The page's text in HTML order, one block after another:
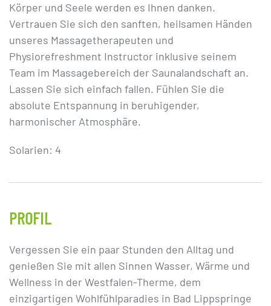
Körper und Seele werden es Ihnen danken.
Vertrauen Sie sich den sanften, heilsamen Händen
unseres Massagetherapeuten und
Physiorefreshment Instructor inklusive seinem
Team im Massagebereich der Saunalandschaft an.
Lassen Sie sich einfach fallen. Fühlen Sie die
absolute Entspannung in beruhigender,
harmonischer Atmosphäre.
Solarien: 4
PROFIL
Vergessen Sie ein paar Stunden den Alltag und
genießen Sie mit allen Sinnen Wasser, Wärme und
Wellness in der Westfalen-Therme, dem
einzigartigen Wohlfühlparadies in Bad Lippspringe